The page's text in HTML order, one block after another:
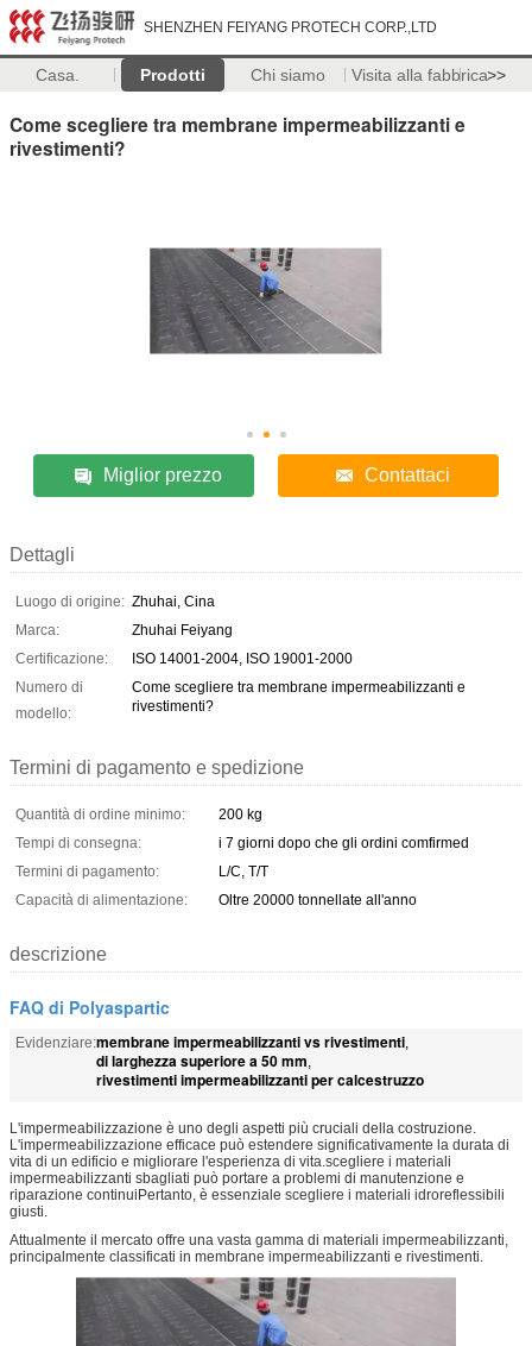
SHENZHEN FEIYANG PROTECH CORP.,LTD
Casa. Prodotti Chi siamo Visita alla fabbrica>>
Come scegliere tra membrane impermeabilizzanti e
rivestimenti?
Miglior prezzo Contattaci
Dettagli
Luogo di origine: Zhuhai, Cina
Marca:
Zhuhai Feiyang
Certificazione:
ISO 14001-2004, ISO 19001-2000
Numero di
modello:
Come scegliere tra membrane impermeabilizzanti e
rivestimenti?
Termini di pagamento e spedizione
Quantità di ordine minimo:
200 kg
Tempi di consegna:
i 7 giorni dopo che gli ordini comfirmed
Termini di pagamento:
L/C, T/T
Capacità di alimentazione:
Oltre 20000 tonnellate all'anno
descrizione
FAQ di Polyaspartic
Evidenziare:membrane impermeabilizzanti vs rivestimenti,
di larghezza superiore a 50 mm,
rivestimenti impermeabilizzanti per calcestruzzo
L'impermeabilizzazione è uno degli aspetti più cruciali della costruzione.
L'impermeabilizzazione efficace può estendere significativamente la durata di
vita di un edificio e migliorare l'esperienza di vita.scegliere i materiali
impermeabilizzanti sbagliati può portare a problemi di manutenzione e
riparazione continuiPertanto, è essenziale scegliere i materiali idroreflessibili
giusti.
Attualmente il mercato offre una vasta gamma di materiali impermeabilizzanti,
principalmente classificati in membrane impermeabilizzanti e rivestimenti.